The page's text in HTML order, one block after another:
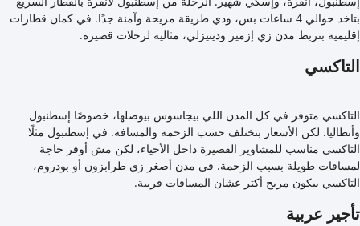
بتاخد حوالي 4 ساعات بس، ودي طريقة مريحة وآمنة جدًا. في كمان قطارات
إقليمية بتربط مدن زي إزمير ودينيزلي، مثالية لرحلات قصيرة.
التاكسي
التاكسي متوفر في كل المدن اللي بيجاسوس بيوصلها، خصوصًا إسطنبول
وأنطاليا. لكن الأسعار بتختلف حسب الزحمة والمسافة. في إسطنبول مثلًا
التاكسي مناسب للمشاوير القصيرة داخل الأحياء، لكن مش أوفر حاجة
لمسافات طويلة بسبب الزحمة. في مدن أصغر زي طرابزون أو بودروم،
التاكسي بيكون مريح أكتر عشان المسافات قريبة.
تأجير عربية